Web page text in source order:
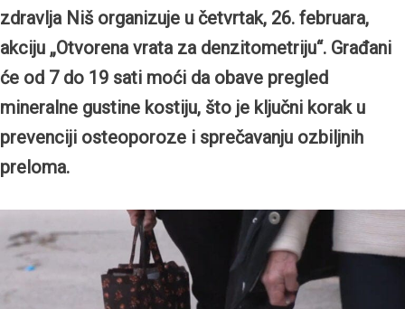
zdravlja Niš organizuje u četvrtak, 26. februara,
akciju „Otvorena vrata za denzitometriju“. Građani
će od 7 do 19 sati moći da obave pregled
mineralne gustine kostiju, što je ključni korak u
prevenciji osteoporoze i sprečavanju ozbiljnih
preloma.